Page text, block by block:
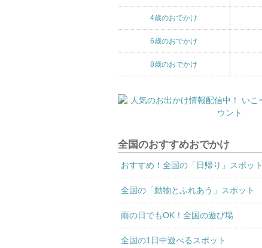
4歳のおでかけ
6歳のおでかけ
8歳のおでかけ
全国のおすすめおでかけ
おすすめ！全国の「日帰り」スポット
全国の「動物とふれあう」スポット
雨の日でもOK！全国の遊び場
全国の1日中遊べるスポット